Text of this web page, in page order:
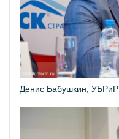
Денис Бабушкин, УБРиР